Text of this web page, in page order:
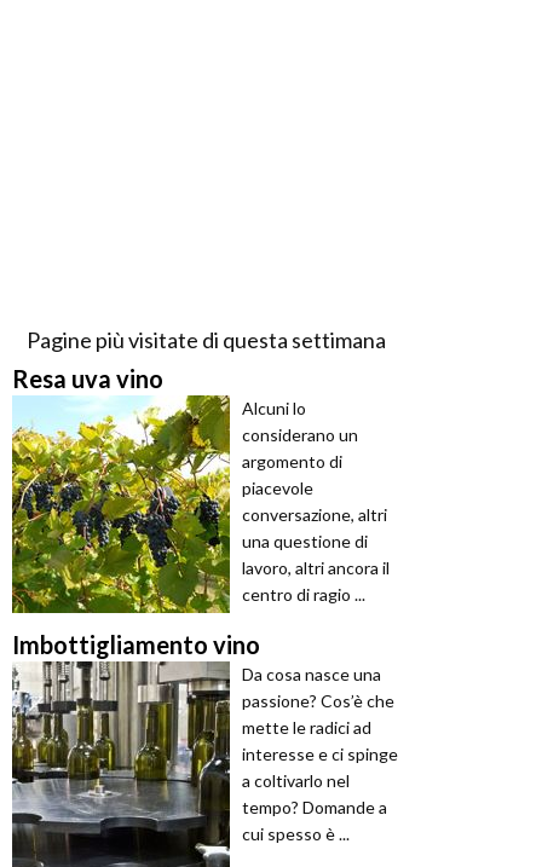
Pagine più visitate di questa settimana
Resa uva vino
Alcuni lo
considerano un
argomento di
piacevole
conversazione, altri
una questione di
lavoro, altri ancora il
centro di ragio ...
Imbottigliamento vino
Da cosa nasce una
passione? Cos’è che
mette le radici ad
interesse e ci spinge
a coltivarlo nel
tempo? Domande a
cui spesso è ...